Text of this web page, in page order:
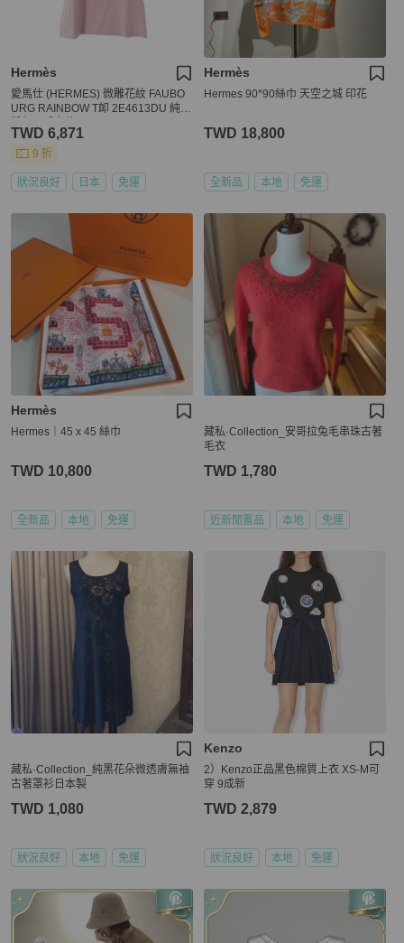
Hermès
愛馬仕 (HERMES) 微雕花紋 FAUBO
URG RAINBOW T卹 2E4613DU 純棉
TWD 6,871
9 折
狀況良好 日本 免運
Hermès
Hermes 90*90絲巾 天空之城 印花
TWD 18,800
全新品 本地 免運
Hermès
Hermes｜45 x 45 絲巾
TWD 10,800
全新品 本地 免運
藏私·Collection_安哥拉兔毛串珠古著
毛衣
TWD 1,780
近新閒置品 本地 免運
藏私·Collection_純黑花朵微透膚無袖
古著罩衫日本製
TWD 1,080
狀況良好 本地 免運
Kenzo
2）Kenzo正品黑色棉質上衣 XS-M可
穿 9成新
TWD 2,879
狀況良好 本地 免運